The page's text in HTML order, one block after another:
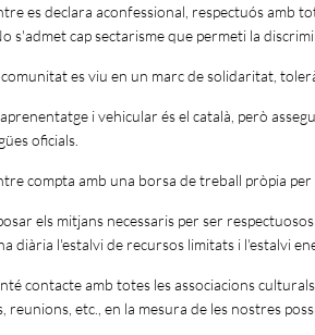
es declara aconfessional, respectuós amb
s'admet cap sectarisme que permeti la
es viu en un marc de solidaritat,
i vehicular és el català, però
oficials.
compta amb una borsa de treball pròpia
els mitjans necessaris per ser
diària l'estalvi de recursos limitats i l'estalvi
contacte amb totes les associacions
reunions, etc., en la mesura de les nostres